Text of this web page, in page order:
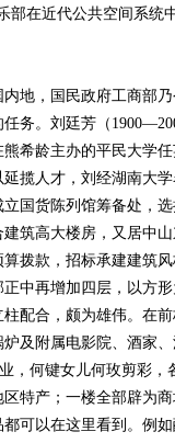
部在近代公共空间系统
地，国民政府工商部
务。刘廷芳（
希龄主办的平民大学
揽人才，刘经湖南大
国货陈列馆筹备处，
筑高大楼房，又居中
拨款，招标承建建筑
中再增加四层，以方
配合，颇为雄伟。在
及附属电影院、酒家
，何键女儿何玫剪彩
特产；一楼全部辟为
可以在这里看到。例